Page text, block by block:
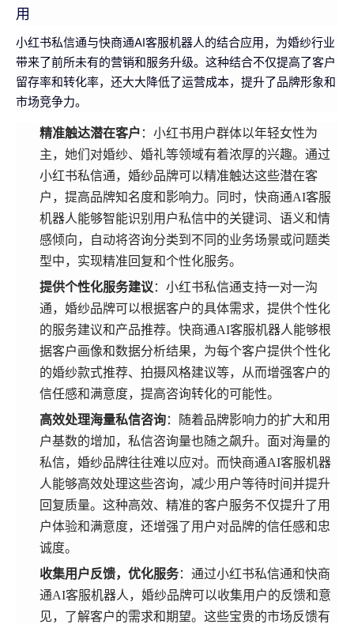
用
小红书私信通与快商通AI客服机器人的结合应用，为婚纱行业
带来了前所未有的营销和服务升级。这种结合不仅提高了客户
留存率和转化率，还大大降低了运营成本，提升了品牌形象和
市场竞争力。
精准触达潜在客户 ：小红书用户群体以年轻女性为
主，她们对婚纱、婚礼等领域有着浓厚的兴趣。通过
小红书私信通，婚纱品牌可以精准触达这些潜在客
户，提高品牌知名度和影响力。同时，快商通AI客服
机器人能够智能识别用户私信中的关键词、语义和情
感倾向，自动将咨询分类到不同的业务场景或问题类
型中，实现精准回复和个性化服务。
提供个性化服务建议：小红书私信通支持一对一沟
通，婚纱品牌可以根据客户的具体需求，提供个性化
的服务建议和产品推荐。快商通AI客服机器人能够根
据客户画像和数据分析结果，为每个客户提供个性化
的婚纱款式推荐、拍摄风格建议等，从而增强客户的
信任感和满意度，提高咨询转化的可能性。
高效处理海量私信咨询：随着品牌影响力的扩大和用
户基数的增加，私信咨询量也随之飙升。面对海量的
私信，婚纱品牌往往难以应对。而快商通AI客服机器
人能够高效处理这些咨询，减少用户等待时间并提升
回复质量。这种高效、精准的客户服务不仅提升了用
户体验和满意度，还增强了用户对品牌的信任感和忠
诚度。
收集用户反馈，优化服务：通过小红书私信通和快商
通AI客服机器人，婚纱品牌可以收集用户的反馈和意
见，了解客户的需求和期望。这些宝贵的市场反馈有